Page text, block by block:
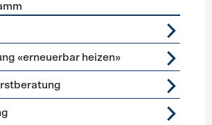
«erneuerbar heizen»